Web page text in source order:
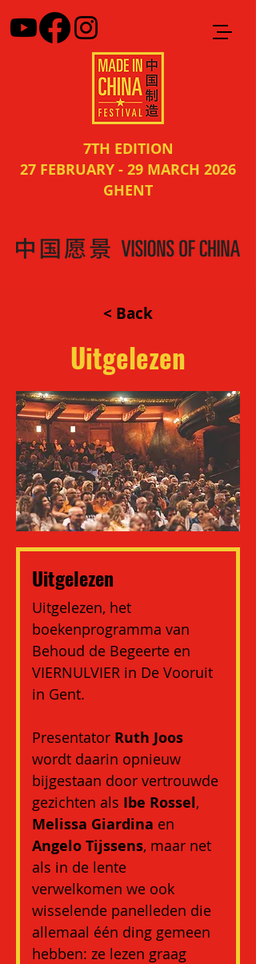
7TH EDITION
27 FEBRUARY - 29 MARCH 2026
GHENT
< Back
Uitgelezen
Uitgelezen
Uitgelezen, het
boekenprogramma van
Behoud de Begeerte en
VIERNULVIER in De Vooruit
in Gent.
Presentator Ruth Joos
wordt daarin opnieuw
bijgestaan door vertrouwde
gezichten als Ibe Rossel,
Melissa Giardina en
Angelo Tijssens, maar net
als in de lente
verwelkomen we ook
wisselende panelleden die
allemaal één ding gemeen
hebben: ze lezen graag